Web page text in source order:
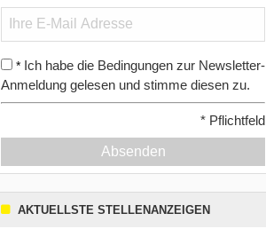
* Ich habe die Bedingungen zur Newsletter-
Anmeldung gelesen und stimme diesen zu.
* Pflichtfeld
Absenden
AKTUELLSTE STELLENANZEIGEN